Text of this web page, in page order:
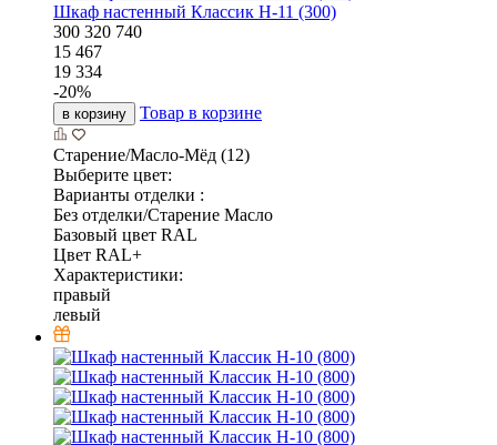
Шкаф настенный Классик Н-11 (300)
300 320 740
15 467
19 334
-20%
в корзину Товар в корзине
Старение/Масло-Мёд (12)
Выберите цвет:
Варианты отделки :
Без отделки/Старение Масло
Базовый цвет RAL
Цвет RAL+
Характеристики:
правый
левый